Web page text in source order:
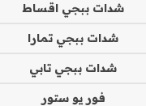
شدات ببجي اقساط
شدات ببجي تمارا
شدات ببجي تابي
فور يو ستور